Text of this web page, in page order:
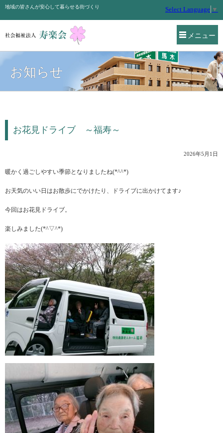
メニュー
地域の皆さんが安心して暮らせる街づくり Select Language ▼
お知らせ
お花見ドライブ ～福寿～
2026年5月1日
暖かく過ごしやすい季節となりましたね(*^^*)
お天気のいい日はお散歩にでかけたり、ドライブに出かけてます♪
今回はお花見ドライブ。
楽しみました(*^▽^*)